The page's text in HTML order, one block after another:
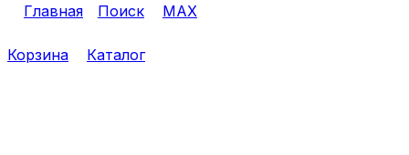
Главная
Поиск MAX
Корзина Каталог